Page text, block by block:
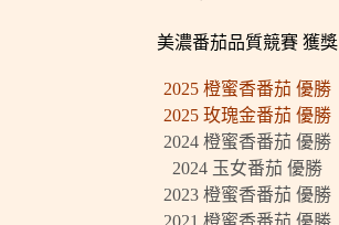
美濃番茄品質競賽 獲獎
2025 橙蜜香番茄 優勝
2025 玫瑰金番茄 優勝
2024 橙蜜香番茄 優勝
2024 玉女番茄 優勝
2023 橙蜜香番茄 優勝